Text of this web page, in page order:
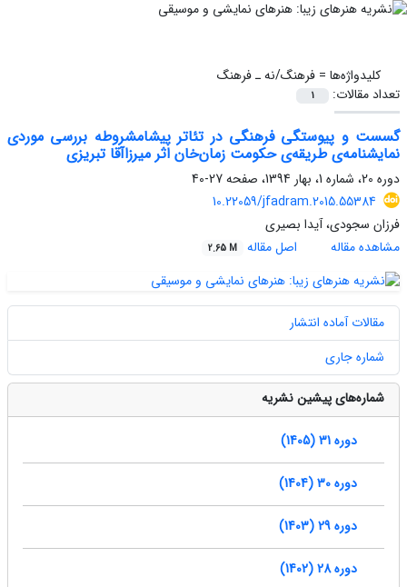
کلیدواژه‌ها =فرهنگ/نه ـ فرهنگ
تعداد مقالات:
1
گسست و پیوستگی فرهنگی در تئاتر پیشامشروطه بررسی موردی
نمایشنامه‌ی طریقه‌ی حکومت زمان‌خان اثر میرزاآقا تبریزی
دوره 20، شماره 1، بهار 1394، صفحه
27-40
10.22059/jfadram.2015.55384
فرزان سجودی، آیدا بصیری
مشاهده مقاله
اصل مقاله 2.65 M
مقالات آماده انتشار
شماره جاری
شماره‌های پیشین نشریه
دوره 31 (1405)
دوره 30 (1404)
دوره 29 (1403)
دوره 28 (1402)